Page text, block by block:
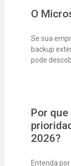
O
Se sua
backup
pode
Por
2026?
Entenda